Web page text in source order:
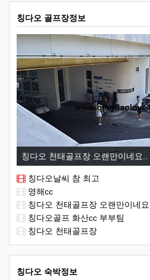
칭다오 골프장정보
칭다오 천태골프장 오랜만이네요..
칭다오날씨 참 최고
영해cc
칭다오 천태골프장 오랜만이네요..
칭다오골프 화산cc 부부팀
칭다오 천태골프장
칭다오 숙박정보